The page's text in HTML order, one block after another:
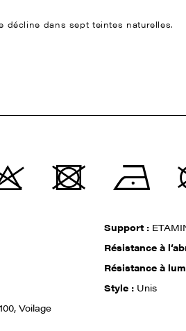
décline dans sept teintes naturelles.
Support :
Résistance à
Résistance à
Style : Unis
Voilage